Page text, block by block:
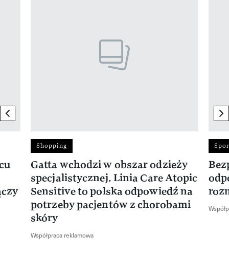
previous element
Shopping
Gatta wchodzi w obszar odzieży
specjalistycznej. Linia Care Atopic
Sensitive to polska odpowiedź na
potrzeby pacjentów z chorobami
skóry
Współpraca reklamowa